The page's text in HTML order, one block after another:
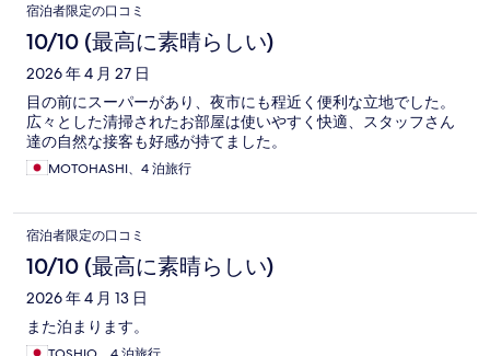
宿泊者限定の口コミ
10/10 (最高に素晴らしい)
2026 年 4 月 27 日
目の前にスーパーがあり、夜市にも程近く便利な立地でした。
広々とした清掃されたお部屋は使いやすく快適、スタッフさん
達の自然な接客も好感が持てました。
MOTOHASHI、4 泊旅行
宿泊者限定の口コミ
10/10 (最高に素晴らしい)
2026 年 4 月 13 日
また泊まります。